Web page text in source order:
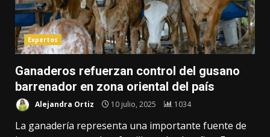
Expertos
Ganaderos refuerzan control del gusano
barrenador en zona oriental del país
Alejandra Ortiz 10 julio, 2025 1034
La ganadería representa una importante fuente de